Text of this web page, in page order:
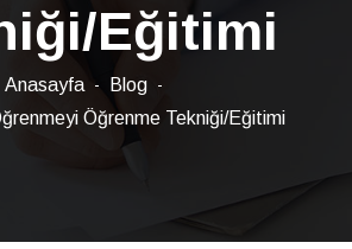
Eğitimi
Anasayfa
Blog
Öğrenme Tekniği/Eğitimi